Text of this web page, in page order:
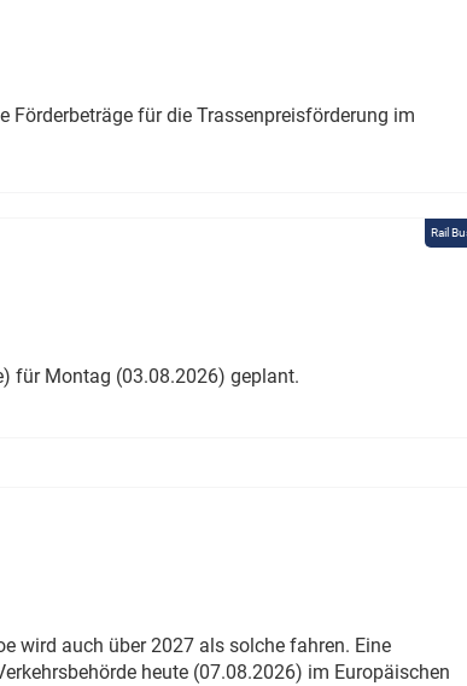
Förderbeträge für die Trassenpreisförderung im
Rail
für Montag (03.08.2026) geplant.
wird auch über 2027 als solche fahren. Eine
heute (07.08.2026) im Europäischen